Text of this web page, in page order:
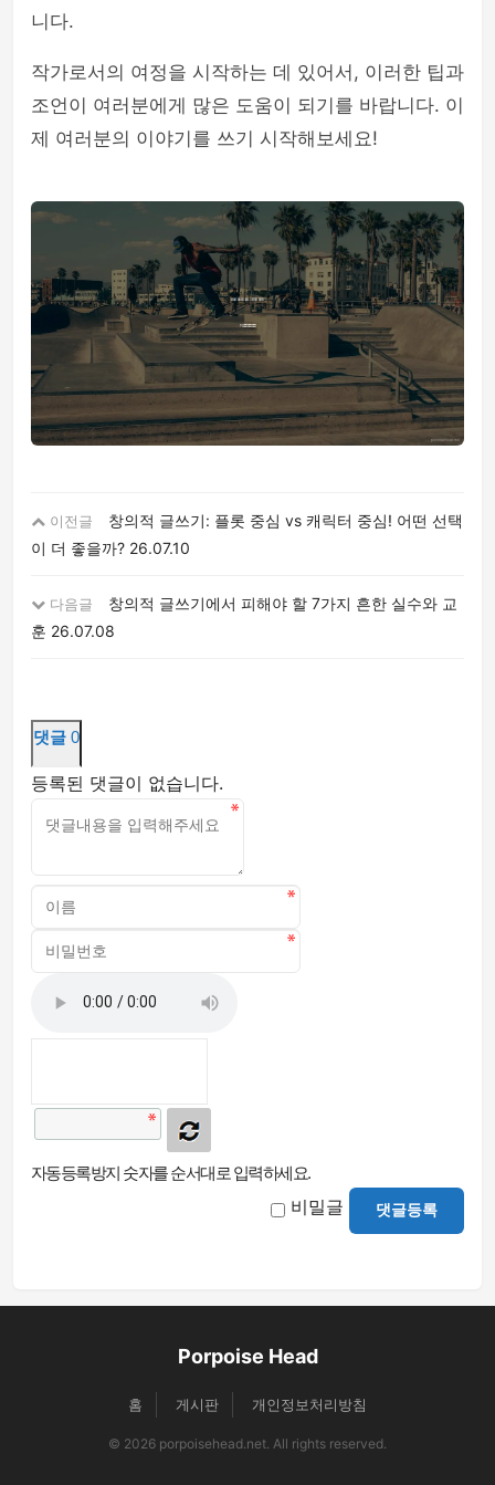
니다.
작가로서의 여정을 시작하는 데 있어서, 이러한 팁과
조언이 여러분에게 많은 도움이 되기를 바랍니다. 이
제 여러분의 이야기를 쓰기 시작해보세요!
이전글
창의적 글쓰기: 플롯 중심 vs 캐릭터 중심! 어떤 선택
이 더 좋을까? 26.07.10
다음글
창의적 글쓰기에서 피해야 할 7가지 흔한 실수와 교
훈 26.07.08
댓글 0
등록된 댓글이 없습니다.
자동등록방지 숫자를 순서대로 입력하세요.
비밀글 댓글등록
Porpoise Head
홈 게시판 개인정보처리방침
© 2026 porpoisehead.net. All rights reserved.